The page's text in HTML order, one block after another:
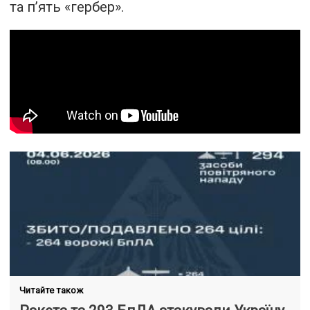
та п’ять «гербер».
Читайте також